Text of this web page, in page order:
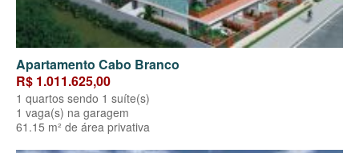
Apartamento Cabo Branco
R$ 1.011.625,00
1 quartos sendo 1 suíte(s)
1 vaga(s) na garagem
61.15 m² de área privativa